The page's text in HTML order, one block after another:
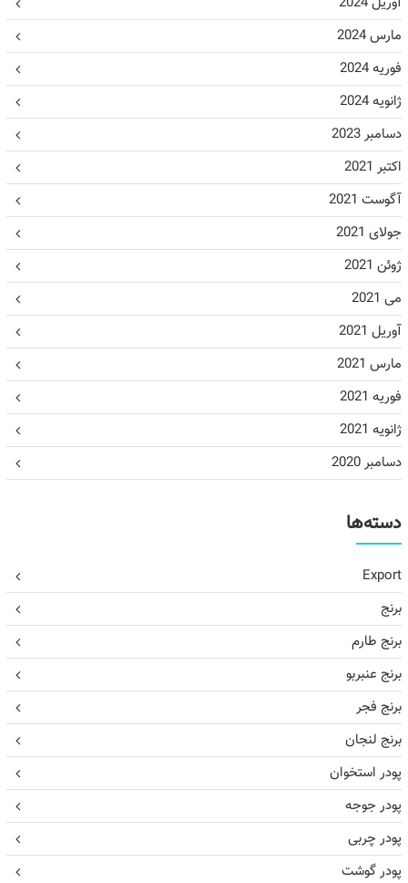
مارس 2024
فوریه 2024
ژانویه 2024
دسامبر 2023
اکتبر 2021
آگوست 2021
جولای 2021
ژوئن 2021
می 2021
آوریل 2021
مارس 2021
فوریه 2021
ژانویه 2021
دسامبر 2020
دسته‌ها
Export
برنج
برنج طارم
برنج عنبربو
برنج فجر
برنج لنجان
پودر استخوان
پودر جوجه
پودر چربی
پودر گوشت